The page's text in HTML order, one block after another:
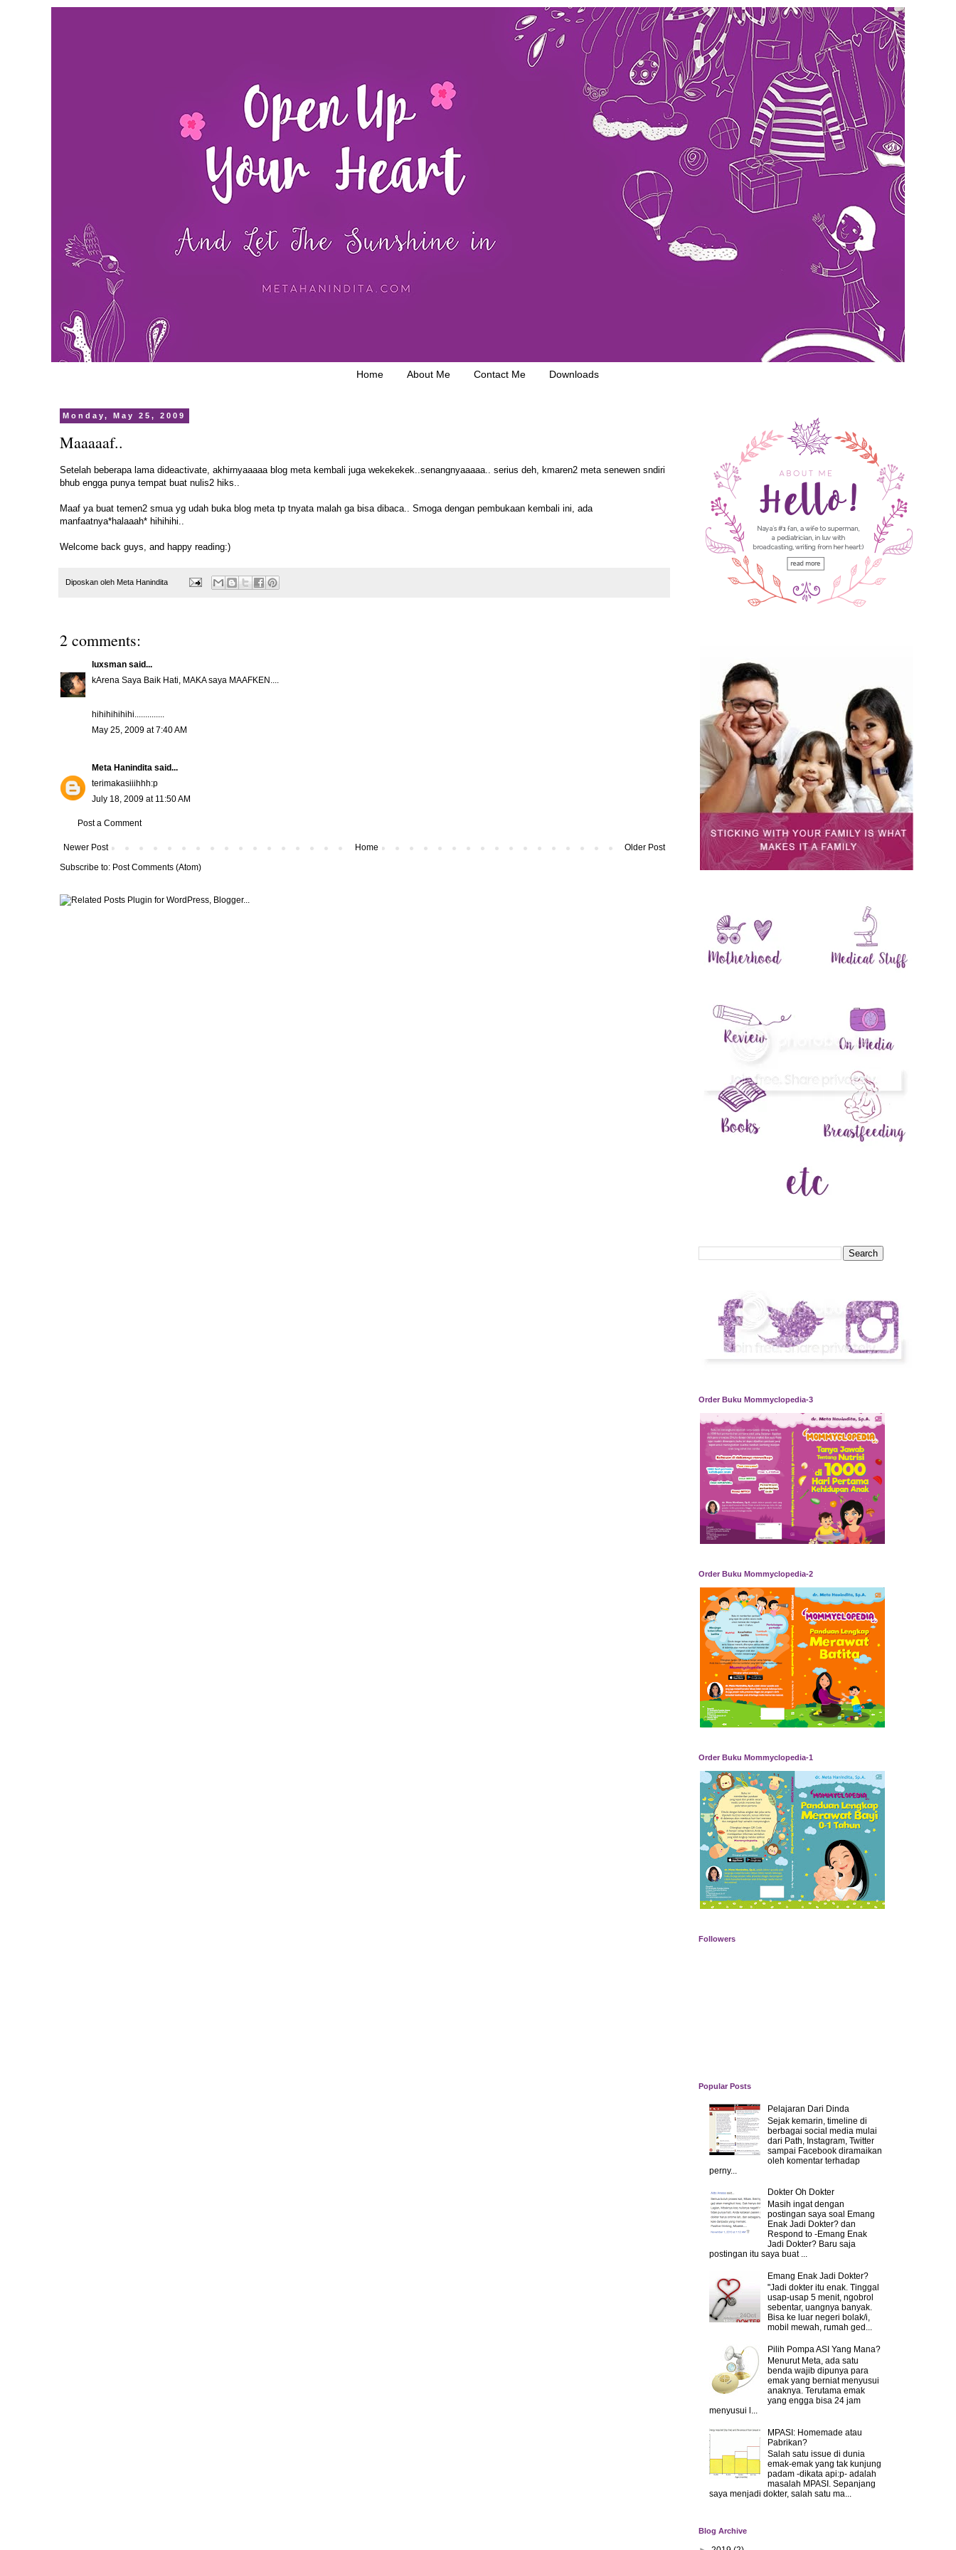
Home About Me Contact Me Downloads
Monday, May 25, 2009
Maaaaaf..
Setelah beberapa lama dideactivate, akhirnyaaaaa blog meta kembali juga wekekekek..senangnyaaaaa.. serius deh, kmaren2 meta senewen sndiri
bhub engga punya tempat buat nulis2 hiks..
Maaf ya buat temen2 smua yg udah buka blog meta tp tnyata malah ga bisa dibaca.. Smoga dengan pembukaan kembali ini, ada
manfaatnya*halaaah* hihihihi..
Welcome back guys, and happy reading:)
Diposkan oleh Meta Hanindita
2 comments:
luxsman said...
kArena Saya Baik Hati, MAKA saya MAAFKEN....
hihihihihihi..............
May 25, 2009 at 7:40 AM
Meta Hanindita said...
terimakasiiihhh:p
July 18, 2009 at 11:50 AM
Post a Comment
Newer Post Older Post
Home
Subscribe to: Post Comments (Atom)
Order Buku Mommyclopedia-3
Order Buku Mommyclopedia-2
Order Buku Mommyclopedia-1
Followers
Popular Posts
Pelajaran Dari Dinda
Sejak kemarin, timeline di
berbagai social media mulai
dari Path, Instagram, Twitter
sampai Facebook diramaikan
oleh komentar terhadap
perny...
Dokter Oh Dokter
Masih ingat dengan
postingan saya soal Emang
Enak Jadi Dokter? dan
Respond to -Emang Enak
Jadi Dokter? Baru saja
postingan itu saya buat ...
Emang Enak Jadi Dokter?
"Jadi dokter itu enak. Tinggal
usap-usap 5 menit, ngobrol
sebentar, uangnya banyak.
Bisa ke luar negeri bolak/i,
mobil mewah, rumah ged...
Pilih Pompa ASI Yang Mana?
Menurut Meta, ada satu
benda wajib dipunya para
emak yang berniat menyusui
anaknya. Terutama emak
yang engga bisa 24 jam
menyusui l...
MPASI: Homemade atau
Pabrikan?
Salah satu issue di dunia
emak-emak yang tak kunjung
padam -dikata api:p- adalah
masalah MPASI. Sepanjang
saya menjadi dokter, salah satu ma...
Blog Archive